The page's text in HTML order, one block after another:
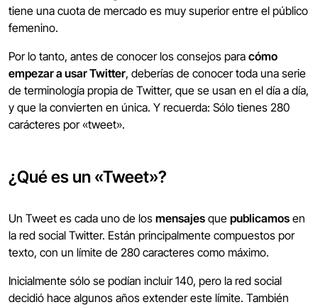
tiene una cuota de mercado es muy superior entre el público
femenino.
Por lo tanto, antes de conocer los consejos para cómo
empezar a usar Twitter, deberías de conocer toda una serie
de terminología propia de Twitter, que se usan en el día a día,
y que la convierten en única. Y recuerda: Sólo tienes 280
carácteres por «tweet».
¿Qué es un «Tweet»?
Un Tweet es cada uno de los mensajes que publicamos en
la red social Twitter. Están principalmente compuestos por
texto, con un límite de 280 caracteres como máximo.
Inicialmente sólo se podían incluir 140, pero la red social
decidió hace algunos años extender este límite. También